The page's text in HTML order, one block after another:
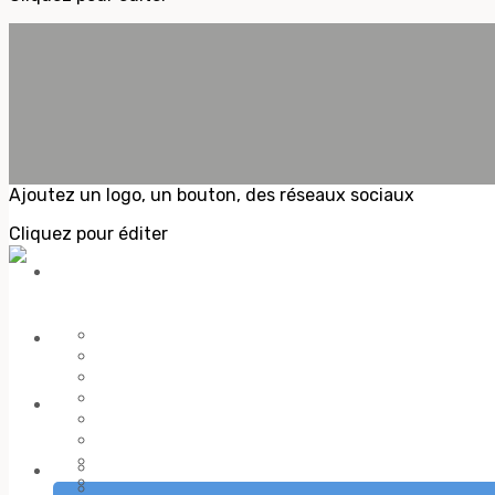
Ajoutez un logo, un bouton, des réseaux sociaux
Cliquez pour éditer